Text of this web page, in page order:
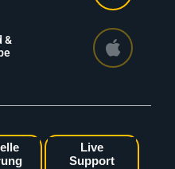
&
Live
Support